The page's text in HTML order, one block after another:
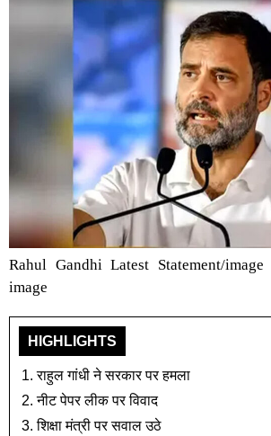
Rahul Gandhi Latest Statement/
image
HIGHLIGHTS
राहुल गांधी ने सरकार पर हमला
नीट पेपर लीक पर विवाद
शिक्षा मंत्री पर सवाल उठे